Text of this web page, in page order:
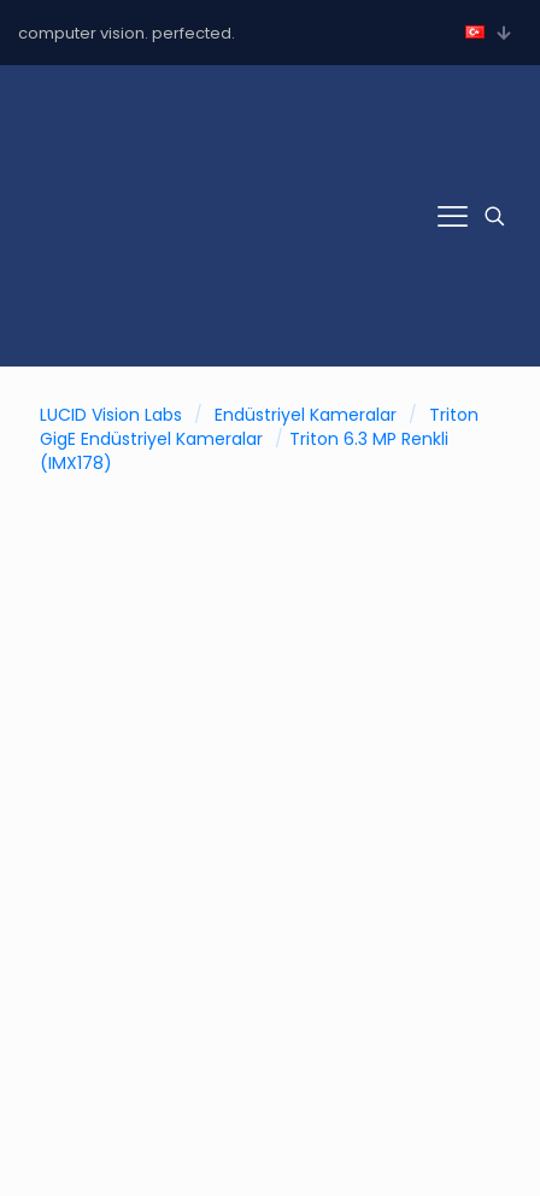
computer vision. perfected.
LUCID Vision Labs / Endüstriyel Kameralar /
Triton
GigE Endüstriyel Kameralar / Triton 6.3 MP Renkli
(IMX178)